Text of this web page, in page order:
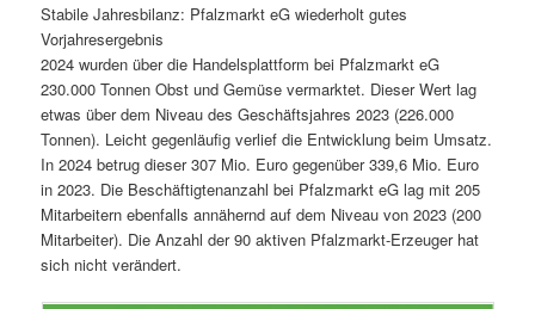
Stabile Jahresbilanz: Pfalzmarkt eG wiederholt gutes
Vorjahresergebnis
2024 wurden über die Handelsplattform bei Pfalzmarkt eG
230.000 Tonnen Obst und Gemüse vermarktet. Dieser Wert lag
etwas über dem Niveau des Geschäftsjahres 2023 (226.000
Tonnen). Leicht gegenläufig verlief die Entwicklung beim Umsatz.
In 2024 betrug dieser 307 Mio. Euro gegenüber 339,6 Mio. Euro
in 2023. Die Beschäftigtenanzahl bei Pfalzmarkt eG lag mit 205
Mitarbeitern ebenfalls annähernd auf dem Niveau von 2023 (200
Mitarbeiter). Die Anzahl der 90 aktiven Pfalzmarkt-Erzeuger hat
sich nicht verändert.